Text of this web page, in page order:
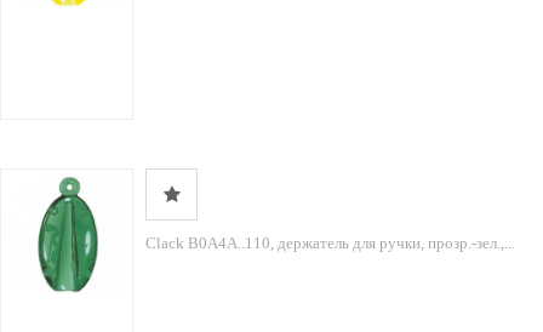
Clack B0A4A..110, держатель для ручки, прозр.-зел.,...